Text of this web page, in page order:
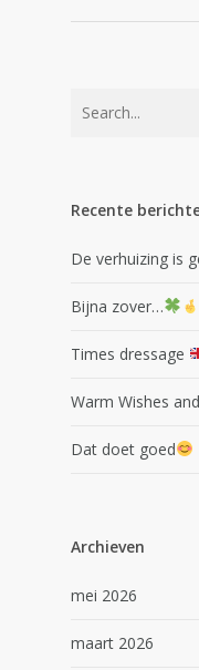
Recente
De verhuizing is
Bijna zover…
Times dressage
Warm Wishes
Dat doet goed
Archieven
mei 2026
maart 2026